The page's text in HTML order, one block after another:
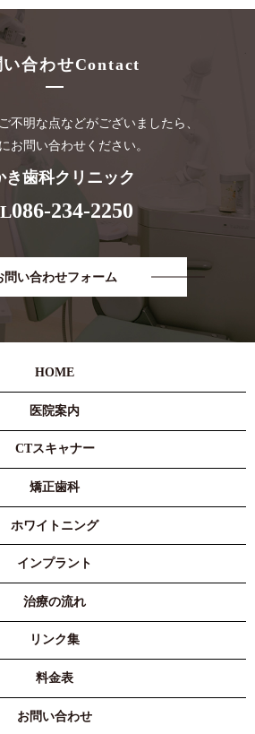
い合わせContact
不明な点などがございましたら、
お問い合わせください。
き歯科クリニック
086-234-2250
問い合わせフォーム
HOME
医院案内
CTスキャナー
矯正歯科
ホワイトニング
インプラント
治療の流れ
リンク集
料金表
お問い合わせ